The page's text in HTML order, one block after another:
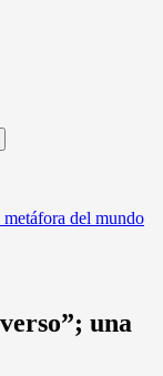
metáfora del mundo
una